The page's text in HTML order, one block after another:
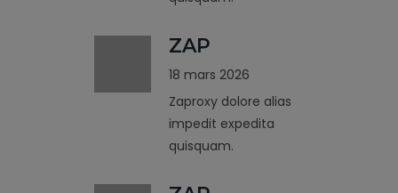
ZAP
18 mars 2026
Zaproxy dolore alias
impedit expedita
quisquam.